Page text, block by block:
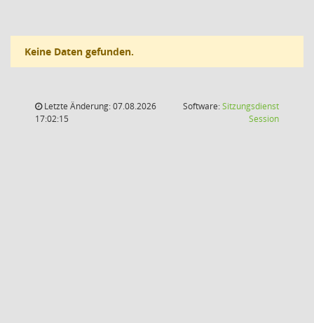
Keine Daten gefunden.
Letzte Änderung: 07.08.2026
17:02:15
Software:Sitzungsdienst
Session(Wird in